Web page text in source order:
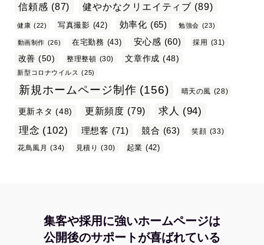
信頼感 (87) 健やかなクリエイティブ (89)
健康 (22) 写真撮影 (42) 効率化 (65) 勉強会 (23)
動画制作 (26) 在宅勤務 (43) 安心感 (60) 採用 (31)
改善 (50) 整理整頓 (30) 文章作成 (48)
新型コロナウイルス (25)
新規ホームページ制作 (156) 晴天の風 (28)
更新ネタ (48) 更新頻度 (79) 求人 (94)
理念 (102) 理想客 (71) 競合 (63) 笑顔 (33)
花鳥風月 (34) 見積り (30) 起業 (42)
集客や採用に強いホームページは
公開後のサポートが喜ばれている